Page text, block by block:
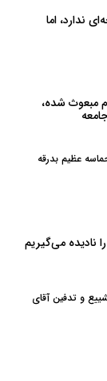
ندارد، اما
مبعوث شده،
عظیم بدرقه
نادیده می‌گیریم
و تدفین آقای